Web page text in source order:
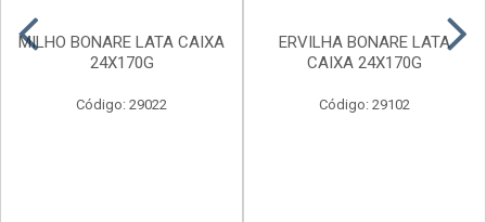
MILHO BONARE LATA CAIXA
24X170G
Código: 29022
ERVILHA BONARE LATA
CAIXA 24X170G
Código: 29102